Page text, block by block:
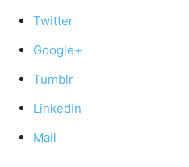
Twitter
Google+
Tumblr
LinkedIn
Mail